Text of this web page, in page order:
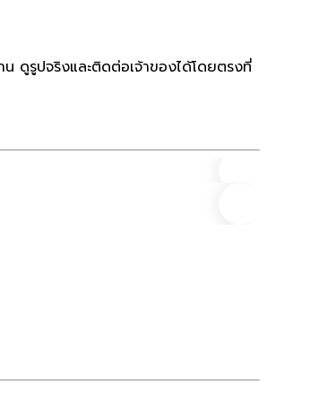
ดูรูปจริงและติดต่อเจ้าของได้โดยตรงที่